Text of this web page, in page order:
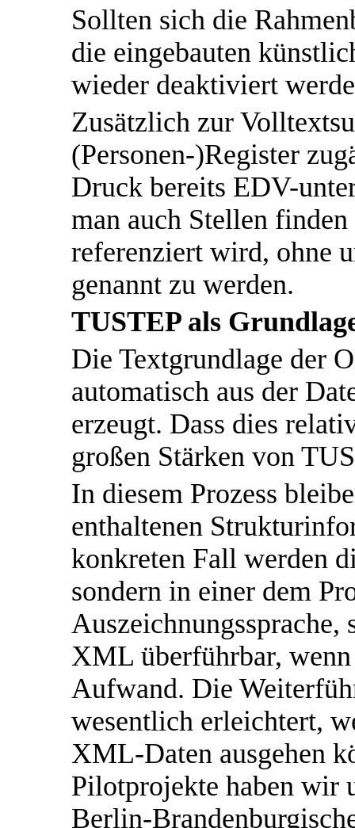
Sollten sich die
die eingebauten
wieder deaktiviert
Zusätzlich zur
(Personen-)Register
Druck bereits EDV-
man auch Stellen
referenziert wird, ohne
genannt zu werden.
TUSTEP als
Die Textgrundlage der
automatisch aus der
erzeugt. Dass dies
großen Stärken von
In diesem Prozess
enthaltenen
konkreten Fall werden
sondern in einer dem
XML überführbar,
Aufwand. Die
wesentlich erleichtert,
XML-Daten ausgehen
Pilotprojekte haben wir
Berlin-